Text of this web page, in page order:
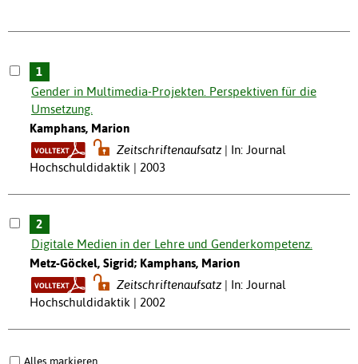
1
Gender in Multimedia-Projekten. Perspektiven für die
Umsetzung.
Kamphans, Marion
Zeitschriftenaufsatz
In: Journal
Hochschuldidaktik | 2003
2
Digitale Medien in der Lehre und Genderkompetenz.
Metz-Göckel, Sigrid; Kamphans, Marion
Zeitschriftenaufsatz
In: Journal
Hochschuldidaktik | 2002
Alles markieren